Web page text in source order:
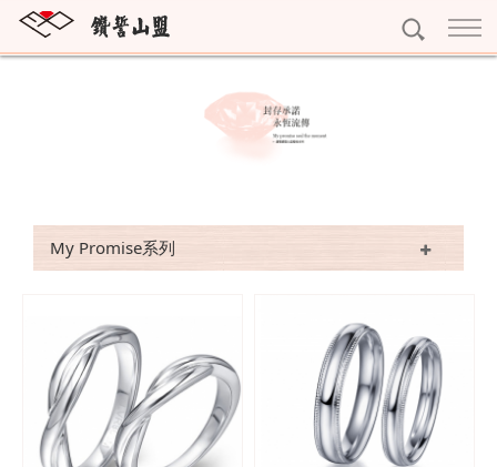
訂婚鑽戒
眾星拱月
Nina Ricci系列
Eternity
個性珠寶
十字架項鍊
字母吊墜
寶石擺件
琥珀珠寶
精選耳環
精選手鍊
完美吊墜
黃金系列
黃金條塊
黃金耳環
專屬訂做
預約看鑽
My Promise系列